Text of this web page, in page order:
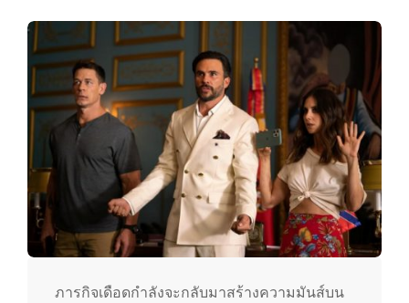
a
y
3
6
0
ภารกิจเดือดกำลังจะกลับมาสร้างความมันส์บน